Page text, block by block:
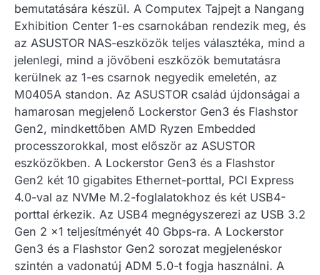
bemutatására készül. A Computex Tajpejt a Nangang
Exhibition Center 1-es csarnokában rendezik meg, és
az ASUSTOR NAS-eszközök teljes választéka, mind a
jelenlegi, mind a jövőbeni eszközök bemutatásra
kerülnek az 1-es csarnok negyedik emeletén, az
M0405A standon. Az ASUSTOR család újdonságai a
hamarosan megjelenő Lockerstor Gen3 és Flashstor
Gen2, mindkettőben AMD Ryzen Embedded
processzorokkal, most először az ASUSTOR
eszközökben. A Lockerstor Gen3 és a Flashstor
Gen2 két 10 gigabites Ethernet-porttal, PCI Express
4.0-val az NVMe M.2-foglalatokhoz és két USB4-
porttal érkezik. Az USB4 megnégyszerezi az USB 3.2
Gen 2 x1 teljesítményét 40 Gbps-ra. A Lockerstor
Gen3 és a Flashstor Gen2 sorozat megjelenéskor
szintén a vadonatúj ADM 5.0-t fogja használni. A